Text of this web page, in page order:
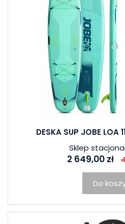
DESKA SUP JOBE LOA
Sklep
2 649,00 zł
Do